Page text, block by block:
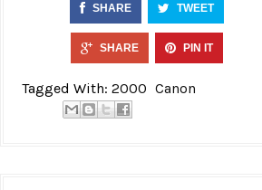
SHARE TWEET
SHARE PIN IT
Tagged With: 2000 Canon